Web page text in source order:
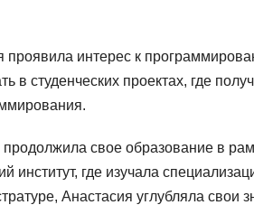
интерес к
в студенческих проектах, где
свое образование в
институт, где изучала
Анастасия углубляла свои